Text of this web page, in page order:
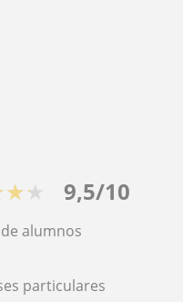
9,5/10
alumnos
particulares